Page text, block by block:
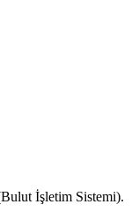
İşletim Sistemi).